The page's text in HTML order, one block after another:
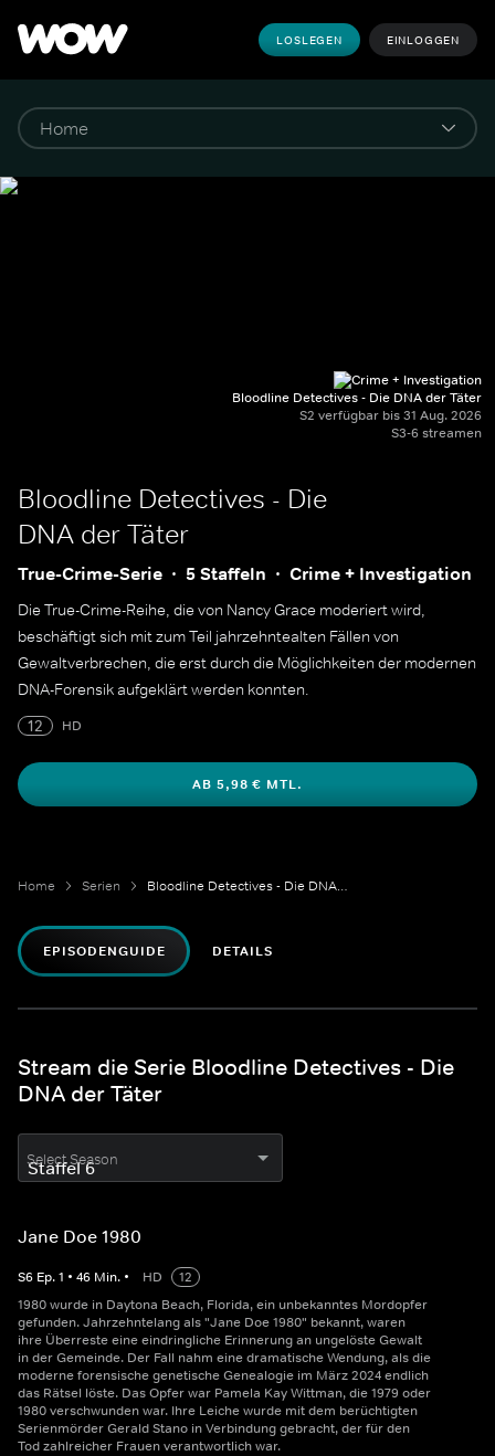
LOSLEGEN EINLOGGEN
Bloodline Detectives - Die DNA der Täter
S2 verfügbar bis 31 Aug. 2026
S3-6 streamen
Bloodline Detectives - Die
DNA der Täter
True-Crime-Serie 5 Staffeln Crime + Investigation
Die True-Crime-Reihe, die von Nancy Grace moderiert wird,
beschäftigt sich mit zum Teil jahrzehntealten Fällen von
Gewaltverbrechen, die erst durch die Möglichkeiten der modernen
DNA-Forensik aufgeklärt werden konnten.
12
HD
AB 5,98 € MTL.
Home Serien Bloodline Detectives - Die DNA der Täter
EPISODENGUIDE DETAILS
Stream die Serie Bloodline Detectives - Die
DNA der Täter
Select Season
Jane Doe 1980
S6 Ep.1 • 46 Min. • HD
12
1980 wurde in Daytona Beach, Florida, ein unbekanntes Mordopfer
gefunden. Jahrzehntelang als "Jane Doe 1980" bekannt, waren
ihre Überreste eine eindringliche Erinnerung an ungelöste Gewalt
in der Gemeinde. Der Fall nahm eine dramatische Wendung, als die
moderne forensische genetische Genealogie im März 2024 endlich
das Rätsel löste. Das Opfer war Pamela Kay Wittman, die 1979 oder
1980 verschwunden war. Ihre Leiche wurde mit dem berüchtigten
Serienmörder Gerald Stano in Verbindung gebracht, der für den
Tod zahlreicher Frauen verantwortlich war.